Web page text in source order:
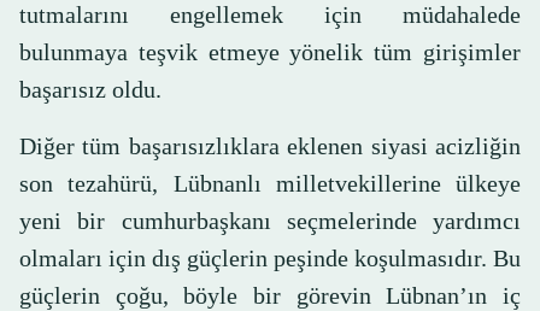
tutmalarını engellemek için müdahalede
bulunmaya teşvik etmeye yönelik tüm girişimler
başarısız oldu.
Diğer tüm başarısızlıklara eklenen siyasi acizliğin
son tezahürü, Lübnanlı milletvekillerine ülkeye
yeni bir cumhurbaşkanı seçmelerinde yardımcı
olmaları için dış güçlerin peşinde koşulmasıdır. Bu
güçlerin çoğu, böyle bir görevin Lübnan’ın iç